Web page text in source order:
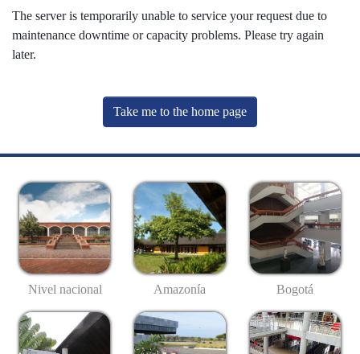
The server is temporarily unable to service your request due to
maintenance downtime or capacity problems. Please try again
later.
Take me to the home page
Nivel nacional Amazonía Bogotá